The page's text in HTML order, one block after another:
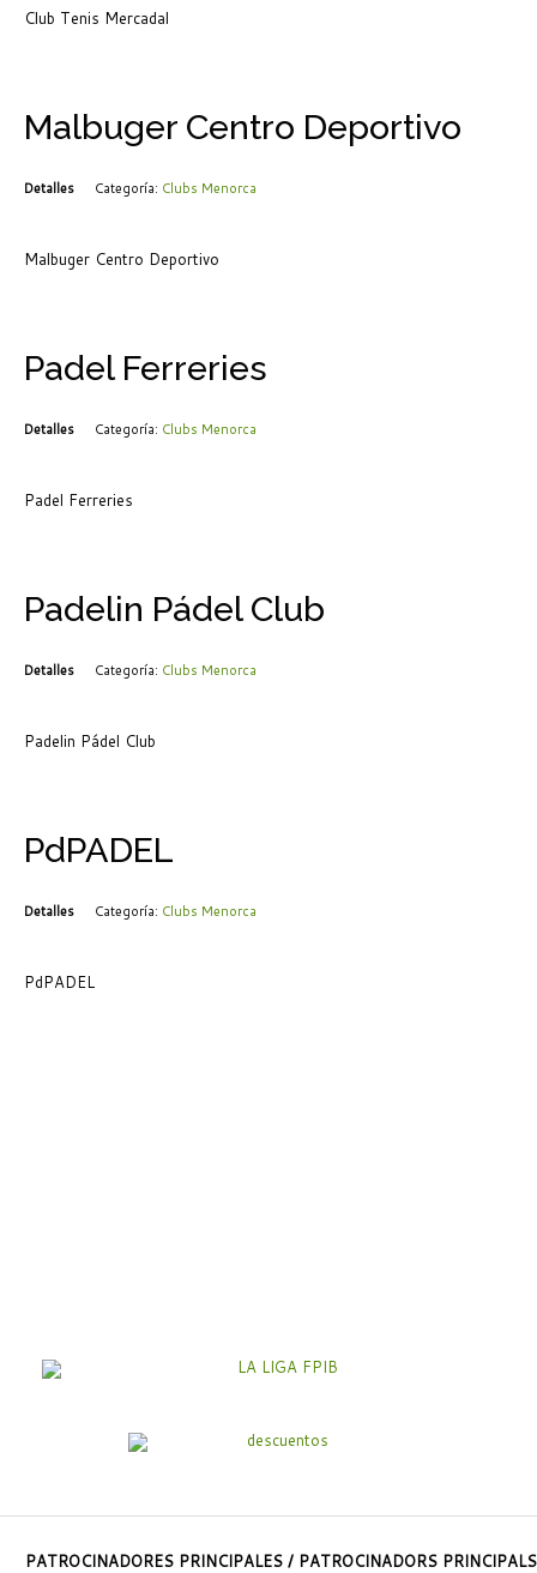
Club Tenis Mercadal
Malbuger Centro Deportivo
Detalles Categoría: Clubs Menorca
Malbuger Centro Deportivo
Padel Ferreries
Detalles Categoría: Clubs Menorca
Padel Ferreries
Padelin Pádel Club
Detalles Categoría: Clubs Menorca
Padelin Pádel Club
PdPADEL
Detalles Categoría: Clubs Menorca
PdPADEL
PATROCINADORES PRINCIPALES / PATROCINADORS PRINCIPALS